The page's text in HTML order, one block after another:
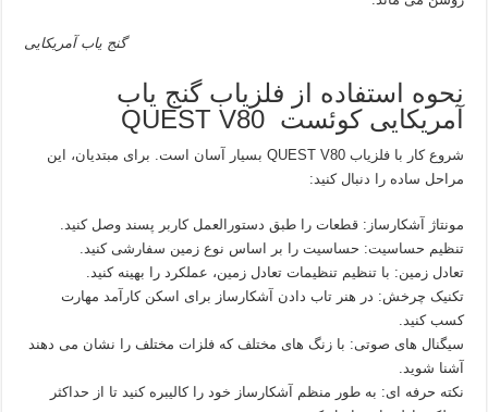
گنج یاب آمریکایی
نحوه استفاده از فلزیاب گنج یاب
آمریکایی کوئست QUEST V80
شروع کار با فلزیاب QUEST V80 بسیار آسان است. برای مبتدیان، این
مراحل ساده را دنبال کنید:
مونتاژ آشکارساز: قطعات را طبق دستورالعمل کاربر پسند وصل کنید.
تنظیم حساسیت: حساسیت را بر اساس نوع زمین سفارشی کنید.
تعادل زمین: با تنظیم تنظیمات تعادل زمین، عملکرد را بهینه کنید.
تکنیک چرخش: در هنر تاب دادن آشکارساز برای اسکن کارآمد مهارت
کسب کنید.
سیگنال های صوتی: با زنگ های مختلف که فلزات مختلف را نشان می دهند
آشنا شوید.
نکته حرفه ای: به طور منظم آشکارساز خود را کالیبره کنید تا از حداکثر